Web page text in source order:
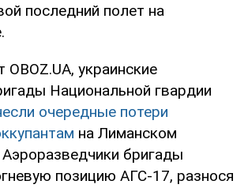
последний полет на
украинские
Национальной гвардии
очередные потери
на Лиманском
Аэроразведчики бригады
позицию АГС-17, разнося